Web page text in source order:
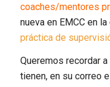
coaches/mentores
nueva en EMCC en
práctica de
Queremos recordar
tienen, en su correo